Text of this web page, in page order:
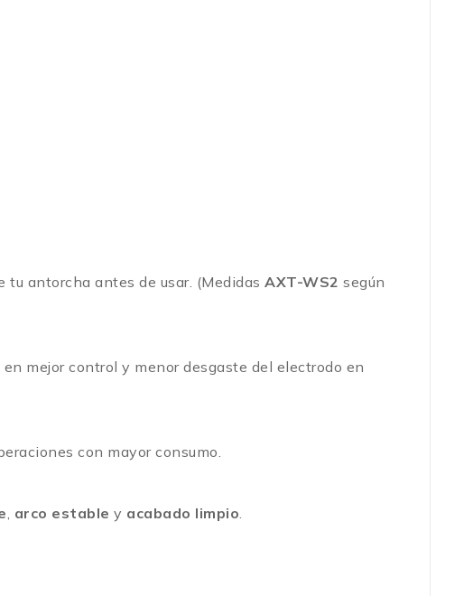
tu antorcha antes de usar. (Medidas AXT-WS2 según
en mejor control y menor desgaste del electrodo en
con mayor consumo.
, arco estable y acabado limpio.